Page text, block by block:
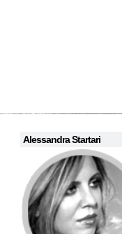
Alessandra Startari